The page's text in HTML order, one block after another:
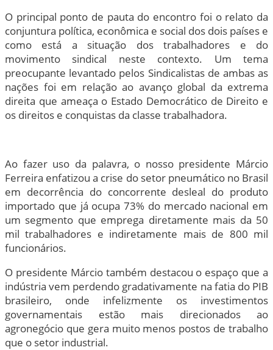
O principal ponto de pauta do encontro foi o relato da
conjuntura política, econômica e social dos dois países e
como está a situação dos trabalhadores e do
movimento sindical neste contexto. Um tema
preocupante levantado pelos Sindicalistas de ambas as
nações foi em relação ao avanço global da extrema
direita que ameaça o Estado Democrático de Direito e
os direitos e conquistas da classe trabalhadora.
Ao fazer uso da palavra, o nosso presidente Márcio
Ferreira enfatizou a crise do setor pneumático no Brasil
em decorrência do concorrente desleal do produto
importado que já ocupa 73% do mercado nacional em
um segmento que emprega diretamente mais da 50
mil trabalhadores e indiretamente mais de 800 mil
funcionários.
O presidente Márcio também destacou o espaço que a
indústria vem perdendo gradativamente na fatia do PIB
brasileiro, onde infelizmente os investimentos
governamentais estão mais direcionados ao
agronegócio que gera muito menos postos de trabalho
que o setor industrial.